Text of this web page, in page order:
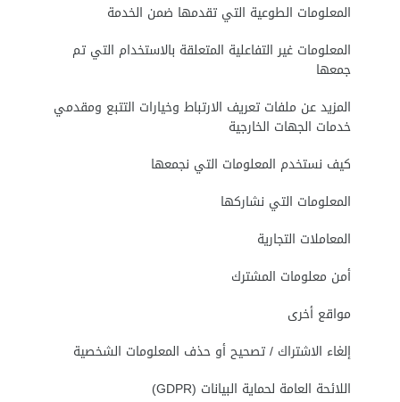
المعلومات الطوعية التي تقدمها ضمن الخدمة
المعلومات غير التفاعلية المتعلقة بالاستخدام التي تم
جمعها
المزيد عن ملفات تعريف الارتباط وخيارات التتبع ومقدمي
خدمات الجهات الخارجية
كيف نستخدم المعلومات التي نجمعها
المعلومات التي نشاركها
المعاملات التجارية
أمن معلومات المشترك
مواقع أخرى
إلغاء الاشتراك / تصحيح أو حذف المعلومات الشخصية
اللائحة العامة لحماية البيانات (GDPR)